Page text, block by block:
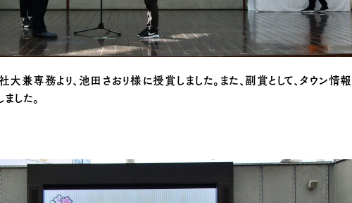
大兼専務より、池田さおり様に授賞しました。また、副賞として、タウン情報
した。